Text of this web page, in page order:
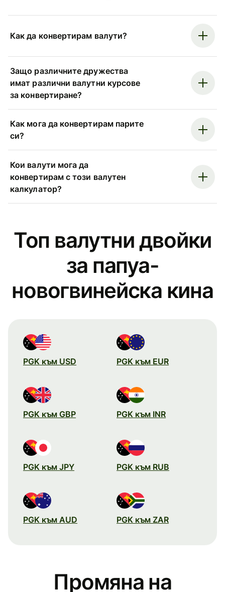
Как да конвертирам валути?
Защо различните дружества
имат различни валутни курсове
за конвертиране?
Как мога да конвертирам парите
си?
Кои валути мога да
конвертирам с този валутен
калкулатор?
Топ валутни двойки
за папуа-
новогвинейска кина
PGK към USD PGK към EUR
PGK към GBP PGK към INR
PGK към JPY PGK към RUB
PGK към AUD PGK към ZAR
Промяна на